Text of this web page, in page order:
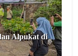
Alpukat di